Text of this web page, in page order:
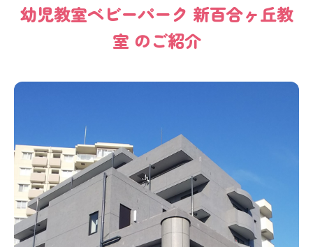
幼児教室ベビーパーク 新百合ヶ丘教
室 のご紹介